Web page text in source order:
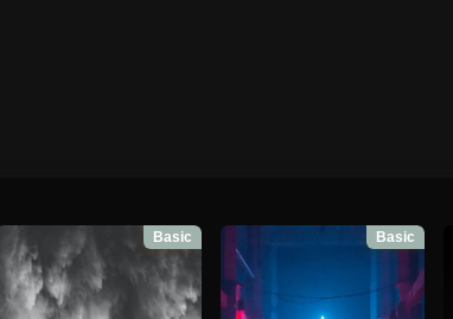
Basic Basic